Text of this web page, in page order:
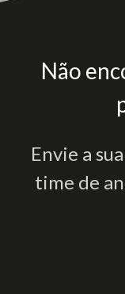
Não
Envie a
time de